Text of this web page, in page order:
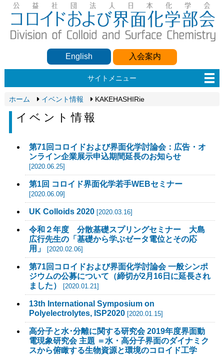
English 入会案内
サイトメニュー
ホーム イベント情報 KAKEHASHIRie
イベント情報
第71回コロイドおよび界面化学討論会：広告・オ
ンライン企業展示申込期間延長のお知らせ
[2020.06.25]
第1回 コロイド界面化学若手WEBセミナー
[2020.06.09]
UK Colloids 2020[2020.03.16]
令和２年度 分散基礎スプリングセミナー 大島
広行先生の「基礎から学ぶゼータ電位とその応
用」
[2020.02.06]
第71回コロイドおよび界面化学討論会 一般シンポ
ジウムの公募について（締切が2月16日に延長され
ました）
[2020.01.21]
13th International Symposium on
Polyelectrolytes, ISP2020[2020.01.15]
高分子と水･分離に関する研究会 2019年度界面動
電現象研究会 主題 ＝水・高分子界面のダイナミク
スから俯瞰する生物資源と環境のコロイド工学